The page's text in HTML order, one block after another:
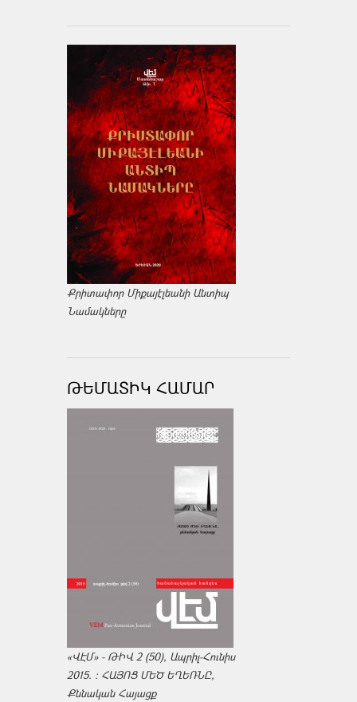
Քրիտափոր Միքայէլեանի Անտիպ
Նամակները
ԹԵՄԱՏԻԿ ՀԱՄԱՐ
«ՎԷՄ» - ԹԻՎ 2 (50), Ապրիլ-Հունիս
2015. : ՀԱՅՈՑ ՄԵԾ ԵՂԵՌՆԸ,
Քննական Հայացք